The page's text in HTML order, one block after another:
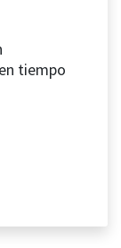
tiempo